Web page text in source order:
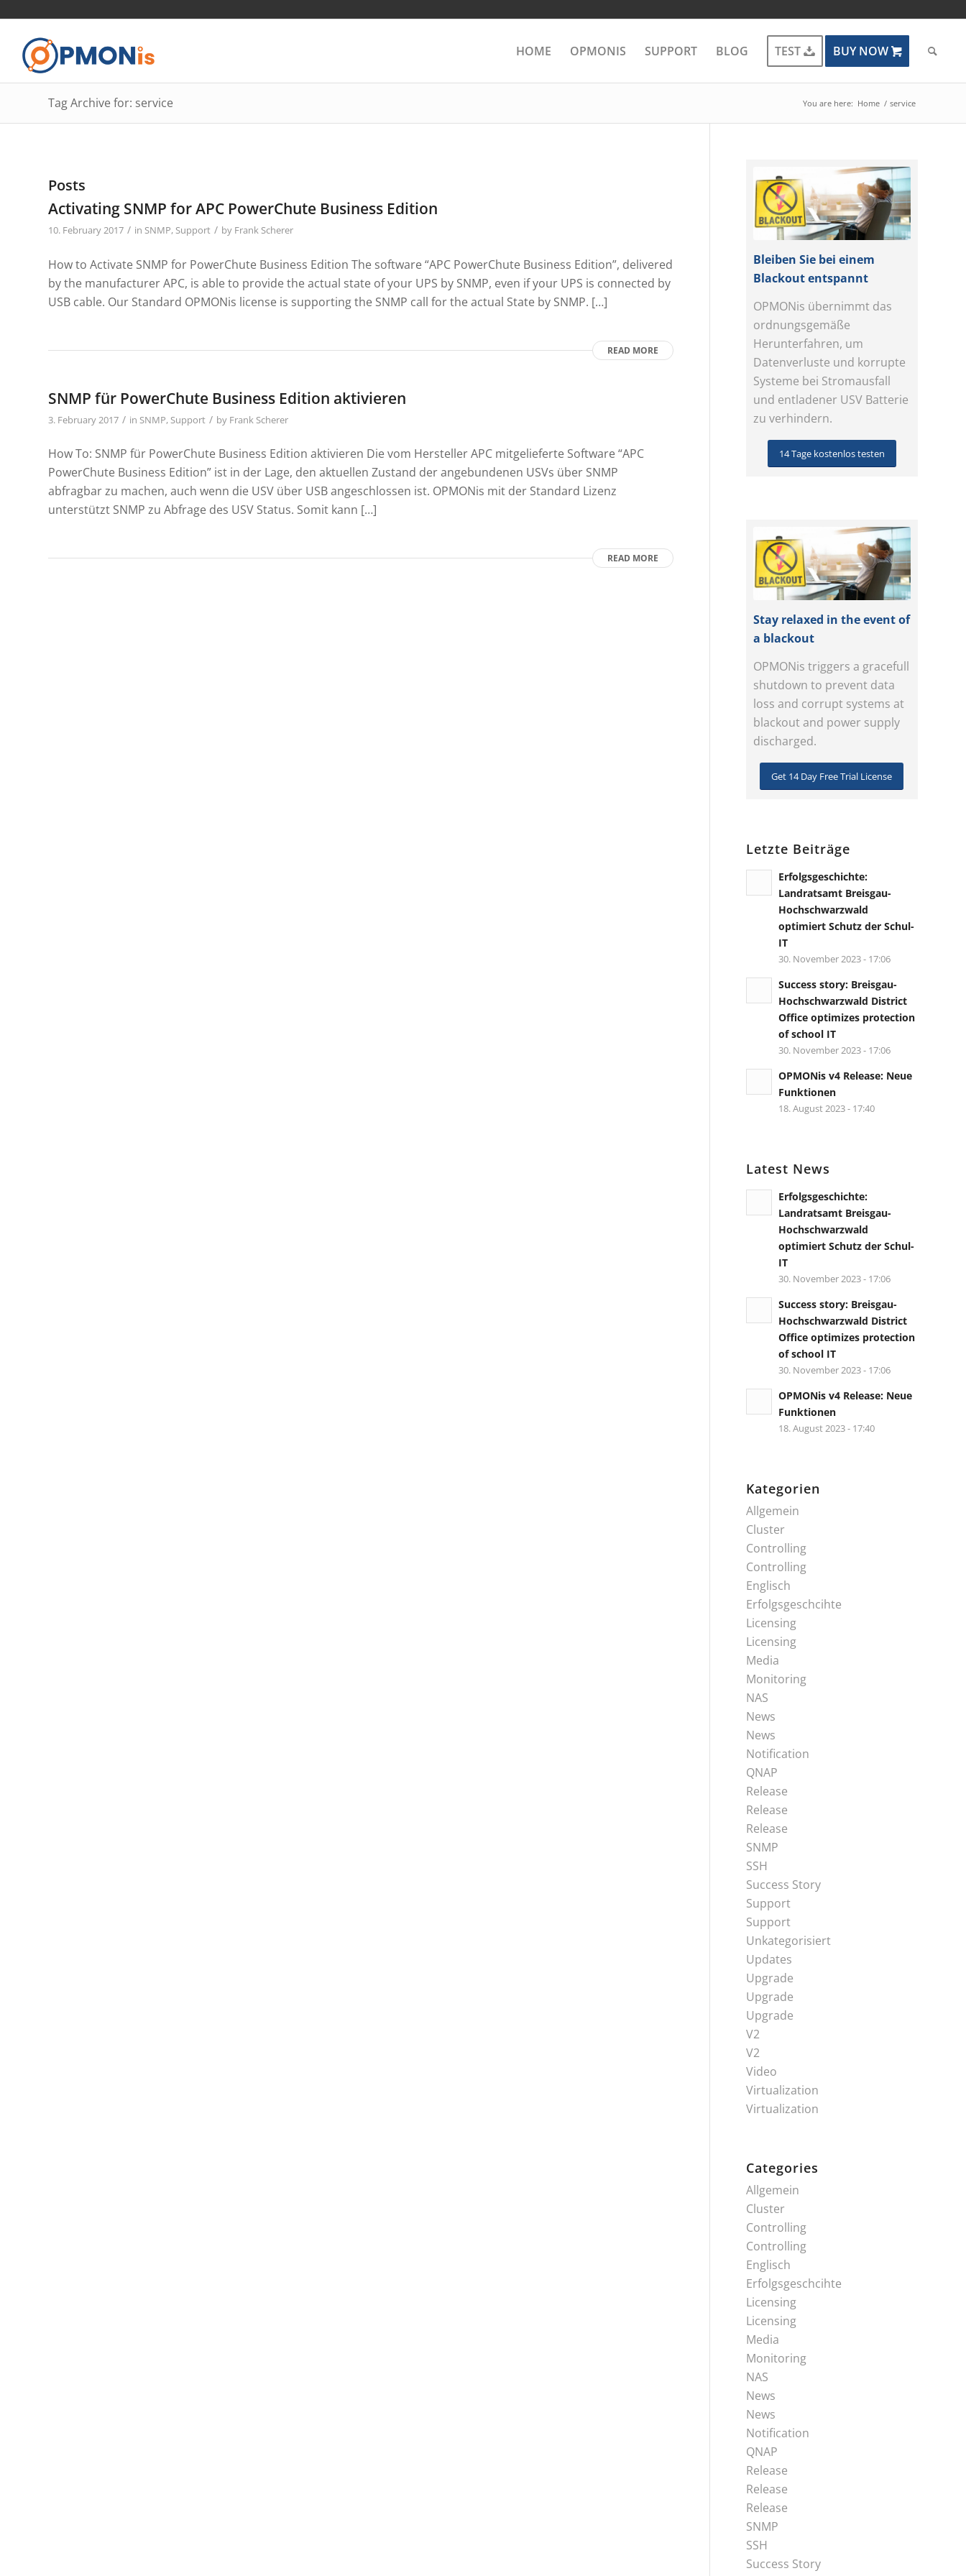
HOME OPMONIS SUPPORT BLOG TEST BUY NOW
Tag Archive for: service You are here: Home / service
Posts
Activating SNMP for APC PowerChute Business Edition
10. February 2017 / in SNMP, Support / by Frank Scherer
How to Activate SNMP for PowerChute Business Edition The software “APC PowerChute Business Edition”, delivered
by the manufacturer APC, is able to provide the actual state of your UPS by SNMP, even if your UPS is connected by
USB cable. Our Standard OPMONis license is supporting the SNMP call for the actual State by SNMP. […]
READ MORE
SNMP für PowerChute Business Edition aktivieren
3. February 2017 / in SNMP, Support / by Frank Scherer
How To: SNMP für PowerChute Business Edition aktivieren Die vom Hersteller APC mitgelieferte Software “APC
PowerChute Business Edition” ist in der Lage, den aktuellen Zustand der angebundenen USVs über SNMP
abfragbar zu machen, auch wenn die USV über USB angeschlossen ist. OPMONis mit der Standard Lizenz
unterstützt SNMP zu Abfrage des USV Status. Somit kann […]
READ MORE
Bleiben Sie bei einem
Blackout entspannt
OPMONis übernimmt das
ordnungsgemäße
Herunterfahren, um
Datenverluste und korrupte
Systeme bei Stromausfall
und entladener USV Batterie
zu verhindern.
14 Tage kostenlos testen
Stay relaxed in the event of
a blackout
OPMONis triggers a gracefull
shutdown to prevent data
loss and corrupt systems at
blackout and power supply
discharged.
Get 14 Day Free Trial License
Letzte Beiträge
Erfolgsgeschichte:
Landratsamt Breisgau-
Hochschwarzwald
optimiert Schutz der Schul-
IT
30. November 2023 - 17:06
Success story: Breisgau-
Hochschwarzwald District
Office optimizes protection
of school IT
30. November 2023 - 17:06
OPMONis v4 Release: Neue
Funktionen
18. August 2023 - 17:40
Latest News
Erfolgsgeschichte:
Landratsamt Breisgau-
Hochschwarzwald
optimiert Schutz der Schul-
IT
30. November 2023 - 17:06
Success story: Breisgau-
Hochschwarzwald District
Office optimizes protection
of school IT
30. November 2023 - 17:06
OPMONis v4 Release: Neue
Funktionen
18. August 2023 - 17:40
Kategorien
Allgemein
Cluster
Controlling
Controlling
Englisch
Erfolgsgeschcihte
Licensing
Licensing
Media
Monitoring
NAS
News
News
Notification
QNAP
Release
Release
Release
SNMP
SSH
Success Story
Support
Support
Unkategorisiert
Updates
Upgrade
Upgrade
Upgrade
V2
V2
Video
Virtualization
Virtualization
Categories
Allgemein
Cluster
Controlling
Controlling
Englisch
Erfolgsgeschcihte
Licensing
Licensing
Media
Monitoring
NAS
News
News
Notification
QNAP
Release
Release
Release
SNMP
SSH
Success Story